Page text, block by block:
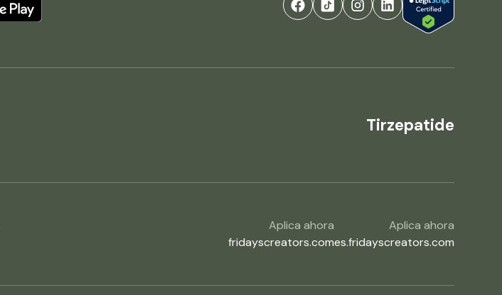
Tirzepatide
Aplica ahora
fridayscreators.com
Aplica ahora
es.fridayscreators.com